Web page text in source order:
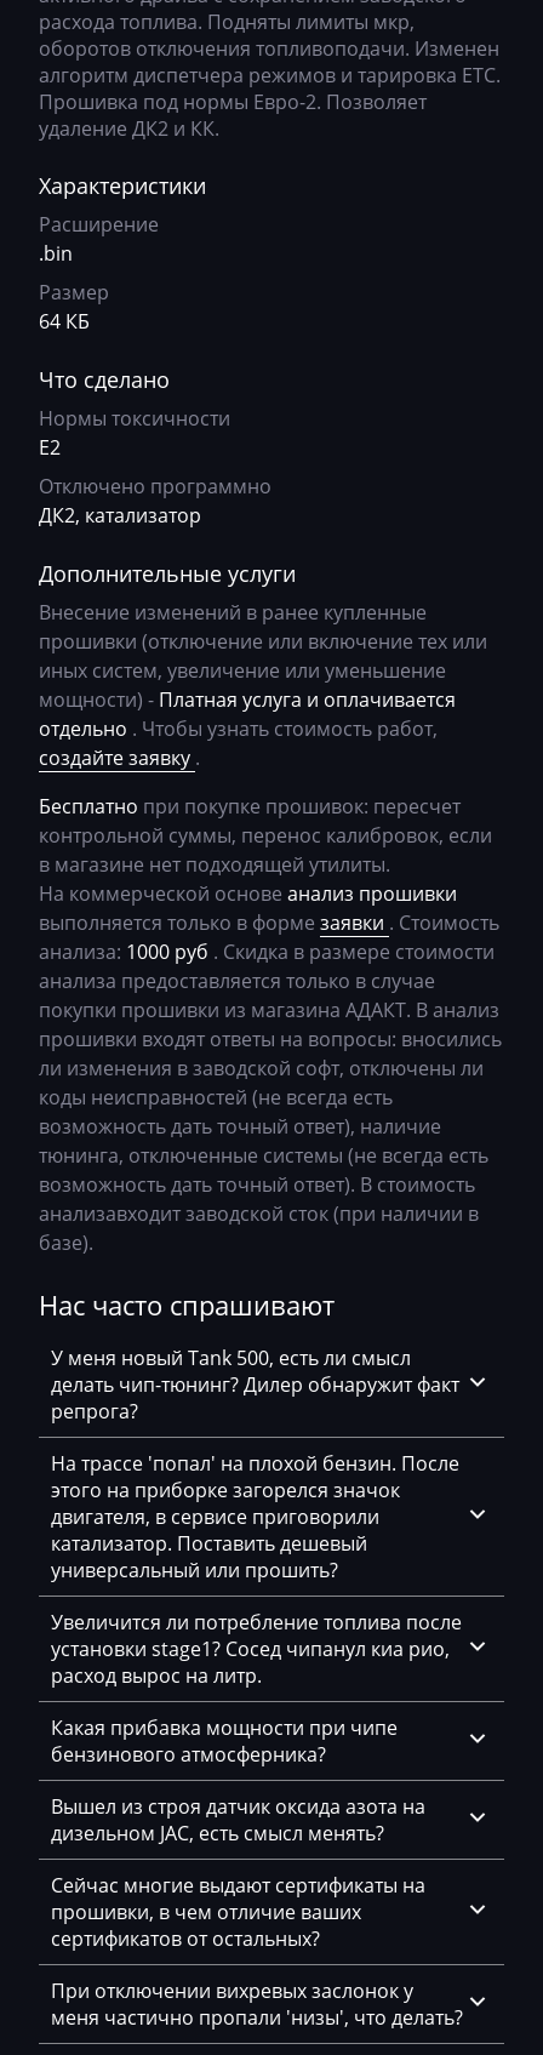
Ausa
AVR
BAIC
Bajaj
Basak
Bauer
BAW
Belgee
Bell
Bentley
BobCat
Bomag
Brilliance
Buhler
BYD
Cadillac
Camc
Case
Caterpillar
CFMoto
Challenger
Changan
Changhe
Chery
Chevrolet
Chrysler
Citroen
Claas
CMI
Comacchio
Cupra
Dacia
Daewoo
DAF
Daihatsu
Dammann
Derways
Deutz
Dewulf
Dieci
Dodge
Dongfeng
Doosan
Doppstadt
Bosch EDC17CP49
Bosch MDG1 (MD1CP00Х MD1CS00Х)
Bosch MDG1 (MDG1G 35UP)
Bosch MDG1 (MDG1G LK)
Bosch ME(V)17.2.1
Bosch ME9.2
Bosch ME9.2.2
Bosch MEV17.4.6
Bosch MEV9.2
Bosch MEV9.4.6
Bosch MEVD17.2.х
Bosch MG1 (MG1CS003)
Bosch MG1 (MG1CS201)
Siemens MS41
Siemens MS42
Siemens MS43
Siemens MS45.x
Siemens MSD80 (83.5)
Siemens MSD85.x(87.x)
Siemens MSV7x
Siemens MSV8x
Siemens MSV90
E53 3.0i 231hp
c256753o_Ca430056
c566650l_Ca430066
c566750f_ca430066
c566l50j_Ca430066
c6667528_ca430066
c666752d_ca430066
c666752f_Ca430066
c6667538_Ca430066
c666753c_Ca430066
c666753f_Ca430066
c666f52f_Ca430066
c666m53f4_ca430066
c769f52j_ca430069
c769f53j_ca430069
расхода топлива. Подняты лимиты мкр,
оборотов отключения топливоподачи. Изменен
алгоритм диспетчера режимов и тарировка ЕТС.
Прошивка под нормы Евро-2. Позволяет
удаление ДК2 и КК.
Характеристики
Расширение
.bin
Размер
64 КБ
Что сделано
Нормы токсичности
E2
Отключено программно
ДК2, катализатор
Дополнительные услуги
Внесение изменений в ранее купленные
прошивки (отключение или включение тех или
иных систем, увеличение или уменьшение
мощности) - Платная услуга и оплачивается
отдельно . Чтобы узнать стоимость работ,
создайте заявку .
Бесплатно при покупке прошивок: пересчет
контрольной суммы, перенос калибровок, если
в магазине нет подходящей утилиты.
На коммерческой основе анализ прошивки
выполняется только в форме заявки . Стоимость
анализа: 1000 руб . Скидка в размере стоимости
анализа предоставляется только в случае
покупки прошивки из магазина АДАКТ. В анализ
прошивки входят ответы на вопросы: вносились
ли изменения в заводской софт, отключены ли
коды неисправностей (не всегда есть
возможность дать точный ответ), наличие
тюнинга, отключенные системы (не всегда есть
возможность дать точный ответ). В стоимость
анализавходит заводской сток (при наличии в
базе).
Нас часто спрашивают
У меня новый Tank 500, есть ли смысл
делать чип-тюнинг? Дилер обнаружит факт
репрога?
На трассе 'попал' на плохой бензин. После
этого на приборке загорелся значок
двигателя, в сервисе приговорили
катализатор. Поставить дешевый
универсальный или прошить?
Увеличится ли потребление топлива после
установки stage1? Сосед чипанул киа рио,
расход вырос на литр.
Какая прибавка мощности при чипе
бензинового атмосферника?
Вышел из строя датчик оксида азота на
дизельном JAC, есть смысл менять?
Сейчас многие выдают сертификаты на
прошивки, в чем отличие ваших
сертификатов от остальных?
При отключении вихревых заслонок у
меня частично пропали 'низы', что делать?